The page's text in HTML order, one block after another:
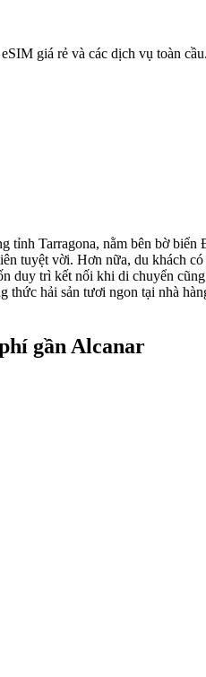
giá rẻ và các dịch vụ toàn
tỉnh Tarragona, nằm bên bờ
tuyệt vời. Hơn nữa, du khách
duy trì kết nối khi di chuyển
thức hải sản tươi ngon tại nhà
gần Alcanar